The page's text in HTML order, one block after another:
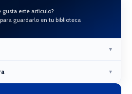
gusta este artículo?
para guardarlo en tu biblioteca
▼
▼